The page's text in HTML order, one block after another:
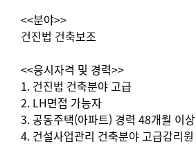
<<분야>>
건진법 건축보조
<<응시자격 및 경력>>
1. 건진법 건축분야 고급
2. LH면접 가능자
3. 공동주택(아파트) 경력 48개월 이상
4. 건설사업관리 건축분야 고급감리원